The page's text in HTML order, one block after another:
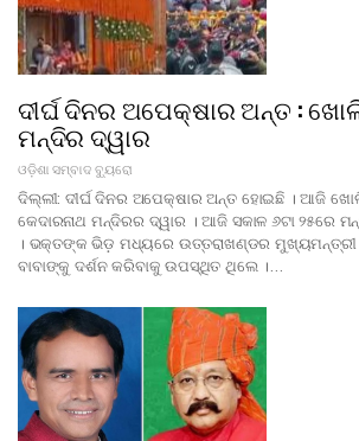
ଦୀର୍ଘ ଦିନର ଅପେକ୍ଷାର ଅନ୍ତ :
ମନ୍ଦିର ଦ୍ୱାର
ଓଡ଼ିଶା ସମ୍ବାଦ ବ୍ୟୁରୋ
ଦିଲ୍ଲୀ: ଦୀର୍ଘ ଦିନର ଅପେକ୍ଷାର ଅନ୍ତ ହୋଇଛି । ଆଜି
କେଦାରନାଥ ମନ୍ଦିରର ଦ୍ୱାର । ଆଜି ସକାଳ ୬ଟା ୨୫ରେ
। ଭକ୍ତଙ୍କ ଭିଡ଼ ମଧ୍ୟରେ ଉତ୍ତରାଖଣ୍ଡର ମୁଖ୍ୟମନ୍ତ୍ରୀ
ବାବାଙ୍କୁ ଦର୍ଶନ କରିବାକୁ ଉପସ୍ଥିତ ଥିଲେ ।…